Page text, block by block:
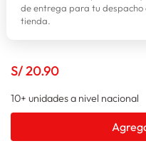
4. zapatillas
6 . tv
8. laptop
9. terrex
de entrega para tu despacho
tienda.
750
S/20.90
10+ unidades a nivel nacional